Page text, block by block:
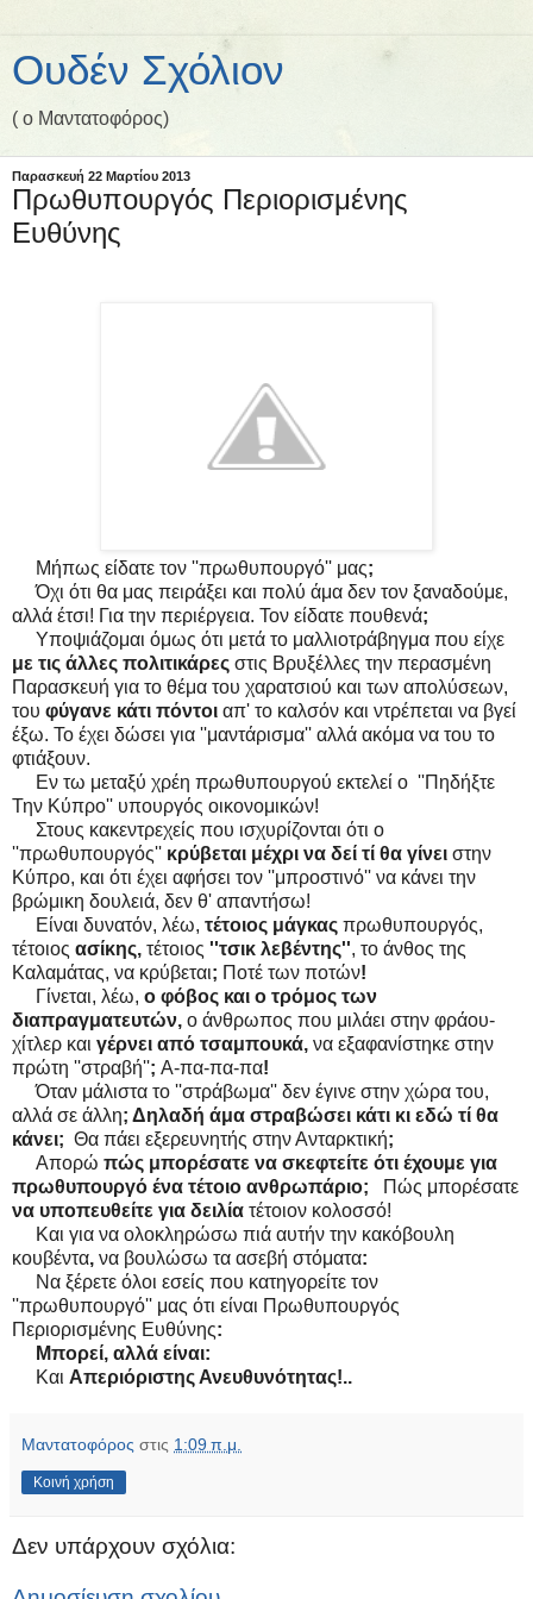
Ουδέν Σχόλιον
( ο Μαντατοφόρος)
Παρασκευή 22 Μαρτίου 2013
Πρωθυπουργός Περιορισμένης
Ευθύνης
Μήπως είδατε τον ''πρωθυπουργό'' μας;
Όχι ότι θα μας πειράξει και πολύ άμα δεν τον ξαναδούμε,
αλλά έτσι! Για την περιέργεια. Τον είδατε πουθενά;
Υποψιάζομαι όμως ότι μετά το μαλλιοτράβηγμα που είχε
με τις άλλες πολιτικάρες στις Βρυξέλλες την περασμένη
Παρασκευή για το θέμα του χαρατσιού και των απολύσεων,
του φύγανε κάτι πόντοι απ' το καλσόν και ντρέπεται να βγεί
έξω. Το έχει δώσει για ''μαντάρισμα'' αλλά ακόμα να του το
φτιάξουν.
Εν τω μεταξύ χρέη πρωθυπουργού εκτελεί ο ''Πηδήξτε
Την Κύπρο'' υπουργός οικονομικών!
Στους κακεντρεχείς που ισχυρίζονται ότι ο
''πρωθυπουργός'' κρύβεται μέχρι να δεί τί θα γίνει στην
Κύπρο, και ότι έχει αφήσει τον ''μπροστινό'' να κάνει την
βρώμικη δουλειά, δεν θ' απαντήσω!
Είναι δυνατόν, λέω, τέτοιος μάγκας πρωθυπουργός,
τέτοιος ασίκης, τέτοιος ''τσικ λεβέντης'', το άνθος της
Καλαμάτας, να κρύβεται; Ποτέ των ποτών!
Γίνεται, λέω, ο φόβος και ο τρόμος των
διαπραγματευτών, ο άνθρωπος που μιλάει στην φράου-
χίτλερ και γέρνει από τσαμπουκά, να εξαφανίστηκε στην
πρώτη ''στραβή''; Α-πα-πα-πα!
Όταν μάλιστα το ''στράβωμα'' δεν έγινε στην χώρα του,
αλλά σε άλλη; Δηλαδή άμα στραβώσει κάτι κι εδώ τί θα
κάνει; Θα πάει εξερευνητής στην Ανταρκτική;
Απορώ πώς μπορέσατε να σκεφτείτε ότι έχουμε για
πρωθυπουργό ένα τέτοιο ανθρωπάριο;
Πώς μπορέσατε
να υποπευθείτε για δειλία τέτοιον κολοσσό!
Και για να ολοκληρώσω πιά αυτήν την κακόβουλη
κουβέντα, να βουλώσω τα ασεβή στόματα:
Να ξέρετε όλοι εσείς που κατηγορείτε τον
''πρωθυπουργό'' μας ότι είναι Πρωθυπουργός
Περιορισμένης Ευθύνης:
Μπορεί, αλλά είναι:
Και Απεριόριστης Ανευθυνότητας!..
Μαντατοφόρος στις 1:09 π.μ.
Κοινή χρήση
Δεν υπάρχουν σχόλια: